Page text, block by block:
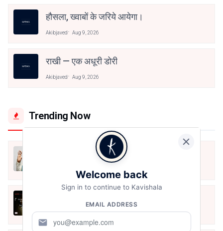
हौसला, ख्वाबों के जरिये आयेगा।
Akibjaved Aug 9, 2026
राखी — एक अधूरी डोरी
Akibjaved Aug 9, 2026
Trending Now
मैं शून्य पे सवार हूँ
Stay Safe | TVF's Aspirants
May 8, 2021
Welcome back
Sign in to continue to Kavishala
EMAIL ADDRESS
mail